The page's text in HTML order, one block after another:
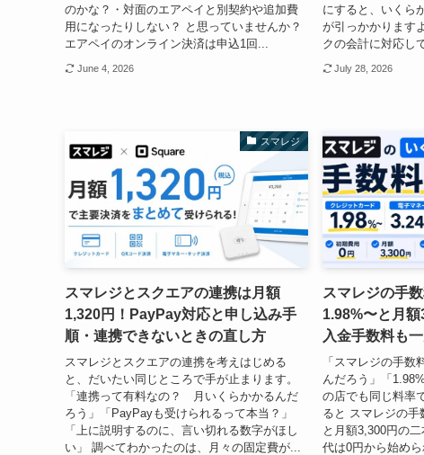
のかな？・対面のエアペイと別契約や追加費
用になったりしない？ と思っていませんか？
エアペイのオンライン決済は申込1回...
June 4, 2026
にすると、いくら
が引っかかります
クの会計に対応し
July 28, 2026
スマレジ
スマレジとスクエアの連携は月額
1,320円！PayPay対応と申し込み手
順・連携できないときの直し方
スマレジとスクエアの連携を考えはじめる
と、だいたい同じところで手が止まります。
「連携って有料なの？ 月いくらかかるんだ
ろう」「PayPayも受けられるって本当？」
「上に説明するのに、言い切れる数字がほし
い」 調べてわかったのは、月々の固定費が...
スマレジの手
1.98%〜と月
入金手数料も
「スマレジの手数
んだろう」「
の店でも同じ料率
ると スマレジの手
と月額3,300円の
代は0円から始めら